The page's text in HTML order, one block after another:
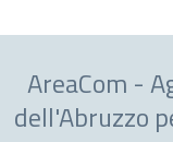
AreaCom -
dell'Abruzzo